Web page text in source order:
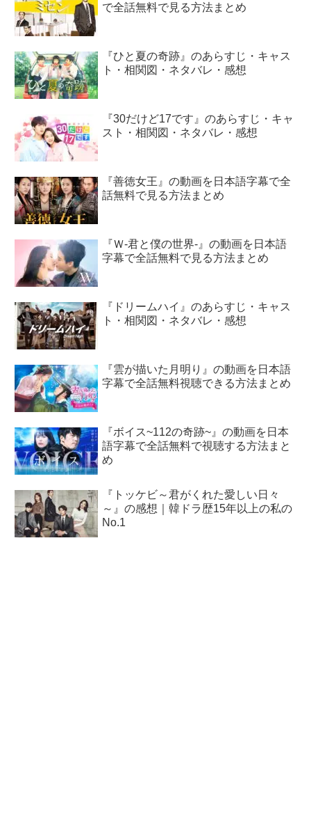
で全話無料で見る方法まとめ
『ひと夏の奇跡』のあらすじ・キャス
ト・相関図・ネタバレ・感想
『30だけど17です』のあらすじ・キャ
スト・相関図・ネタバレ・感想
『善徳女王』の動画を日本語字幕で全
話無料で見る方法まとめ
『Ｗ-君と僕の世界-』の動画を日本語
字幕で全話無料で見る方法まとめ
『ドリームハイ』のあらすじ・キャス
ト・相関図・ネタバレ・感想
『雲が描いた月明り』の動画を日本語
字幕で全話無料視聴できる方法まとめ
『ボイス~112の奇跡~』の動画を日本
語字幕で全話無料で視聴する方法まと
め
『トッケビ～君がくれた愛しい日々
～』の感想｜韓ドラ歴15年以上の私の
No.1